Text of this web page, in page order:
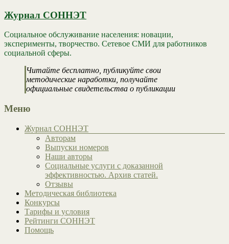
Журнал СОННЭТ
Социальное обслуживание населения: новации,
эксперименты, творчество. Сетевое СМИ для работников
социальной сферы.
Читайте бесплатно, публикуйте свои
методические наработки, получайте
официальные свидетельства о публикации
Меню
Журнал СОННЭТ
Авторам
Выпуски номеров
Наши авторы
Социальные услуги с доказанной
эффективностью. Архив статей.
Отзывы
Методическая библиотека
Конкурсы
Тарифы и условия
Рейтинги СОННЭТ
Помощь